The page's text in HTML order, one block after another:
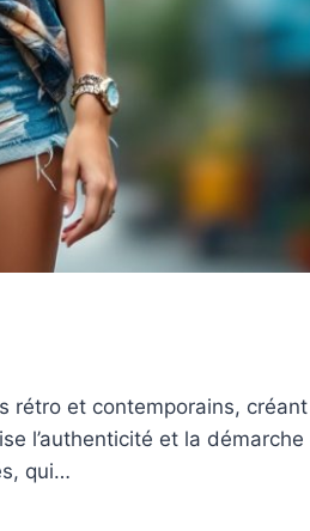
et contemporains,
l’authenticité et la
qui…